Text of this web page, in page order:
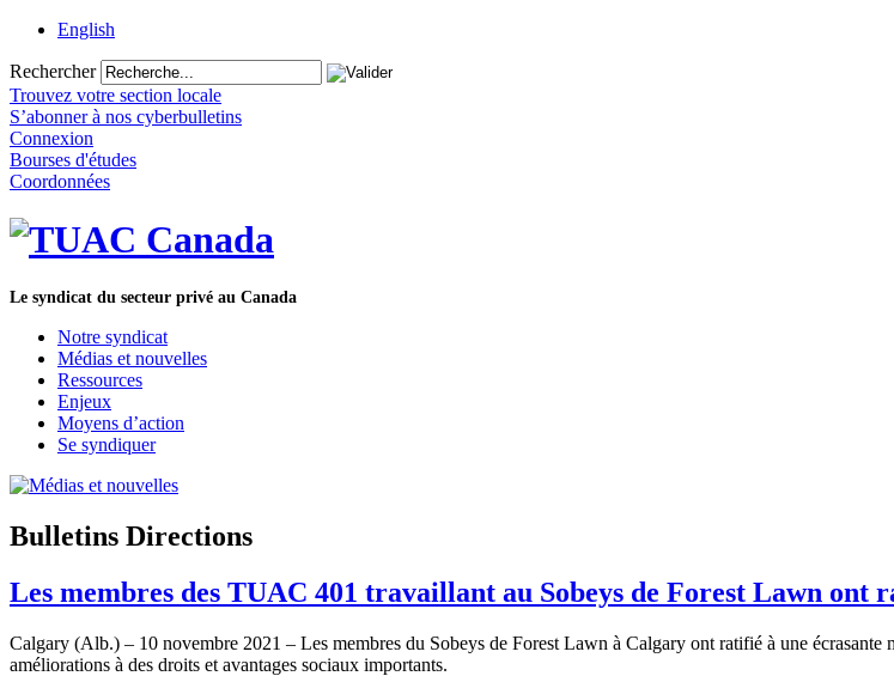
English
Rechercher
Trouvez votre section locale
S’abonner à nos cyberbulletins
Connexion
Bourses d'études
Coordonnées
Le syndicat du secteur privé au Canada
Notre syndicat
Médias et nouvelles
Ressources
Enjeux
Moyens d’action
Se syndiquer
Bulletins Directions
Les membres des TUAC 401 travaillant au Sobeys de Forest Lawn ont
Calgary (Alb.) – 10 novembre 2021 – Les membres du Sobeys de Forest Lawn à Calgary ont ratifié à une
améliorations à des droits et avantages sociaux importants.